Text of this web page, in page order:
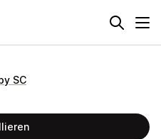
SC